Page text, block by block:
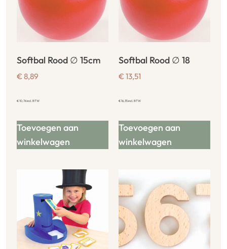
Softbal Rood ∅ 15cm
€ 8,89
€10,76incl. BTW
Toevoegen aan
winkelwagen
Softbal Rood ∅ 18
€ 13,51
€16,35incl. BTW
Toevoegen aan
winkelwagen